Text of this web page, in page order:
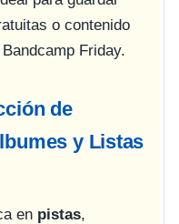
o contenido
Friday.
de
y Listas
en pistas,